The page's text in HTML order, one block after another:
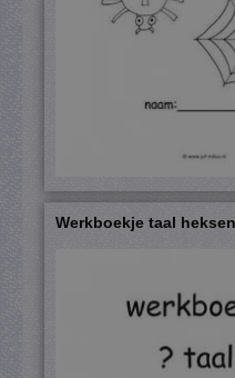
Werkboekje taal